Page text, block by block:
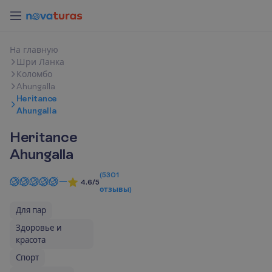
На главную
Шри Ланка
Коломбо
Ahungalla
Heritance
Ahungalla
Heritance
Ahungalla
4.6/5
(5301
отзывы)
Для пар
Здоровье и
красота
Спорт